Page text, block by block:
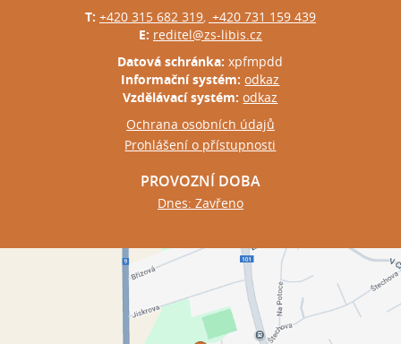
T: +420 315 682 319, +420 731 159 439
E: reditel@zs-libis.cz
Datová schránka:xpfmpdd
Informační systém:odkaz
Vzdělávací systém:odkaz
Ochrana osobních údajů
Prohlášení o přístupnosti
PROVOZNÍ DOBA
Dnes: Zavřeno